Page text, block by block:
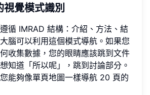
覺模式識別
循 IMRAD 結構：介紹、方法、結
腦可以利用這個模式導航。如果您
收集數據，您的眼睛應該跳到文件
知道「所以呢」，跳到討論部分。
能夠像單頁地圖一樣導航 20 頁的